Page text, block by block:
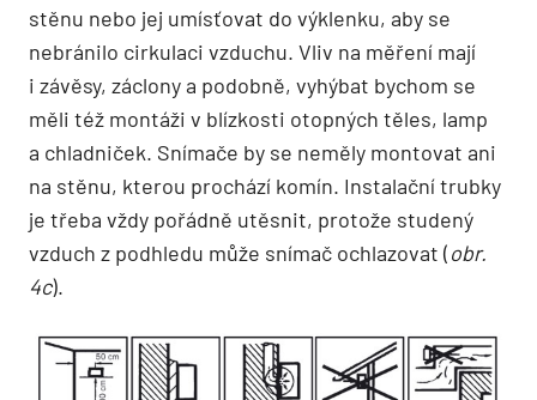
stěnu nebo jej umísťovat do výklenku, aby se
nebránilo cirkulaci vzduchu. Vliv na měření mají
i závěsy, záclony a podobně, vyhýbat bychom se
měli též montáži v blízkosti otopných těles, lamp
a chladniček. Snímače by se neměly montovat ani
na stěnu, kterou prochází komín. Instalační trubky
je třeba vždy pořádně utěsnit, protože studený
vzduch z podhledu může snímač ochlazovat (obr.
4c).